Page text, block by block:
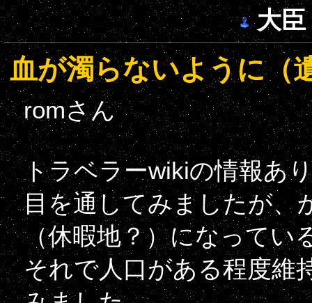
大臣
血が濁らないように（
romさん
トラベラーwikiの情報あ
目を通してみましたが、
（休暇地？）になってい
それで人口がある程度維